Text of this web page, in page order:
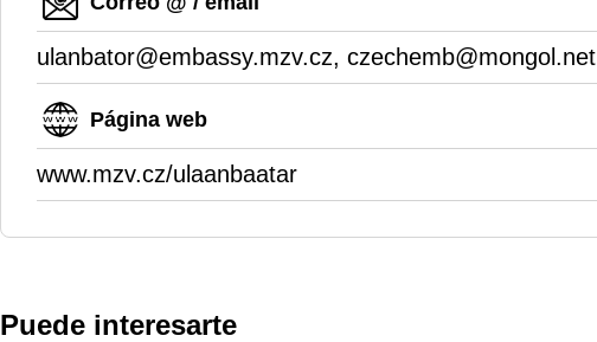
ulanbator@embassy.mzv.cz, czechemb@mongol.net
Página web
www.mzv.cz/ulaanbaatar
Puede interesarte